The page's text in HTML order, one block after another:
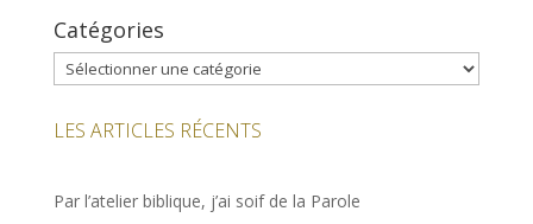
Catégories
Catégories
LES ARTICLES RÉCENTS
Par l’atelier biblique, j’ai soif de la Parole